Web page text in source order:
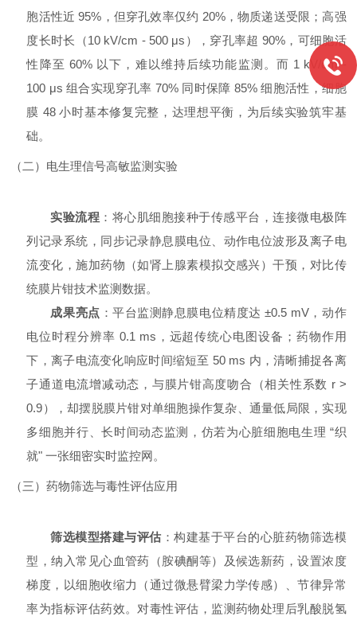
胞活性近 95%，但穿孔效率仅约 20%，物质递送受限；高强
度长时长（10 kV/cm - 500 μs），穿孔率超 90%，可细胞活
性降至 60% 以下，难以维持后续功能监测。而 1 kV/cm -
100 μs 组合实现穿孔率 70% 同时保障 85% 细胞活性，细胞
膜 48 小时基本修复完整，达理想平衡，为后续实验筑牢基
础。
（二）电生理信号高敏监测实验
实验流程 ：将心肌细胞接种于传感平台，连接微电极阵
列记录系统，同步记录静息膜电位、动作电位波形及离子电
流变化，施加药物（如肾上腺素模拟交感兴）干预，对比传
统膜片钳技术监测数据。
成果亮点 ：平台监测静息膜电位精度达 ±0.5 mV，动作
电位时程分辨率 0.1 ms，远超传统心电图设备；药物作用
下，离子电流变化响应时间缩短至 50 ms 内，清晰捕捉各离
子通道电流增减动态，与膜片钳高度吻合（相关性系数 r >
0.9），却摆脱膜片钳对单细胞操作复杂、通量低局限，实现
多细胞并行、长时间动态监测，仿若为心脏细胞电生理 “织
就" 一张细密实时监控网。
（三）药物筛选与毒性评估应用
筛选模型搭建与评估 ：构建基于平台的心脏药物筛选模
型，纳入常见心血管药（胺碘酮等）及候选新药，设置浓度
梯度，以细胞收缩力（通过微悬臂梁力学传感）、节律异常
率为指标评估药效。对毒性评估，监测药物处理后乳酸脱氢